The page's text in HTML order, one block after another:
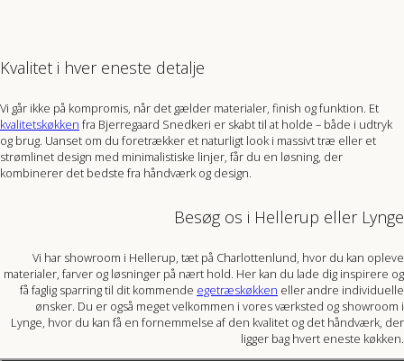
Kvalitet i hver eneste detalje
Vi går ikke på kompromis, når det gælder materialer, finish og funktion. Et
kvalitetskøkken fra Bjerregaard Snedkeri er skabt til at holde – både i udtryk
og brug. Uanset om du foretrækker et naturligt look i massivt træ eller et
strømlinet design med minimalistiske linjer, får du en løsning, der
kombinerer det bedste fra håndværk og design.
Besøg os i Hellerup eller Lynge
Vi har showroom i Hellerup, tæt på Charlottenlund, hvor du kan opleve
materialer, farver og løsninger på nært hold. Her kan du lade dig inspirere og
få faglig sparring til dit kommende egetræskøkken eller andre individuelle
ønsker. Du er også meget velkommen i vores værksted og showroom i
Lynge, hvor du kan få en fornemmelse af den kvalitet og det håndværk, der
ligger bag hvert eneste køkken.